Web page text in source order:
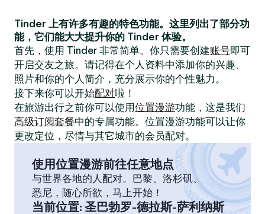
Tinder 上有许多有趣的特色功能。这里列出了部分功
能，它们能大大提升你的 Tinder 体验。
首先，使用 Tinder 非常简单。你只需要创建账号即可
开启交友之旅。请记得在个人资料中添加你的兴趣、
照片和你的个人简介，充分展示你的个性魅力。
接下来你可以开始配对啦！
在旅游出行之前你可以使用位置漫游功能，这是我们
高级订阅套餐中的专属功能。位置漫游功能可以让你
更改定位，尽情与其它城市的会员配对。
使用位置漫游前往任意地点
与世界各地的人配对。巴黎、洛杉矶、
悉尼，随心所欲，马上开始！
当前位置: 圣巴勃罗-德拉斯-萨利纳斯